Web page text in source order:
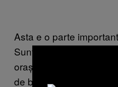
Asta e o parte
Suntem o țară de „o să-
orașele mici sau dacă
de băieți. Oamenii sunt